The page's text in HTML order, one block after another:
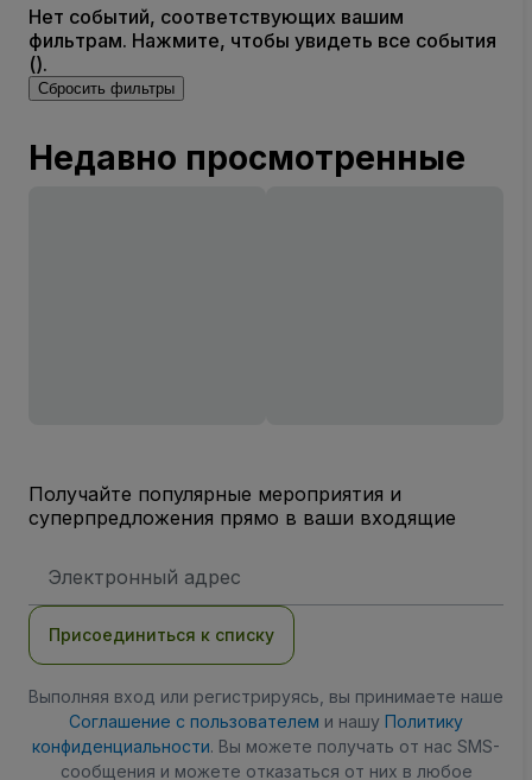
Нет событий, соответствующих вашим
фильтрам. Нажмите, чтобы увидеть все события
().
Сбросить фильтры
Недавно просмотренные
Получайте популярные мероприятия и
суперпредложения прямо в ваши входящие
электронной
Присоединиться к списку
Выполняя вход или регистрируясь, вы принимаете наше
Соглашение с пользователем и нашу Политику
конфиденциальности. Вы можете получать от нас SMS-
сообщения и можете отказаться от них в любое